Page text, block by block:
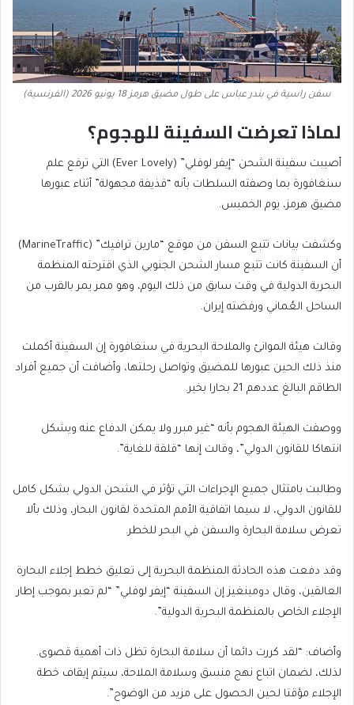
سفن راسية في بندر عباس على طول مضيق هرمز 18 يونيو 2026 (الفرنسية)
لماذا تعرضت السفينة للهجوم؟
أصيبت سفينة الشحن “إيفر لوفلي” (Ever Lovely) التي ترفع علم
سنغافورة بما وصفته السلطات بأنه “قذيفة مجهولة” أثناء عبورها
مضيق هرمز، يوم الخميس.
وكشفت بيانات تتبع السفن من موقع “مارين ترافيك” (MarineTraffic)
أن السفينة كانت تتبع مسار الشحن الجنوبي الذي اقترحته المنظمة
البحرية الدولية في وقت سابق من ذلك اليوم، وهو ممر يمر بالقرب من
الساحل العُماني ورفضته إيران.
وقالت هيئة الموانئ والملاحة البحرية في سنغافورة إن السفينة أكملت
منذ ذلك الحين عبورها للمضيق وتواصل رحلتها، وأضافت أن جميع أفراد
الطاقم البالغ عددهم 21 بحارا بخير.
ووصفت الهيئة الهجوم بأنه “غير مبرر ولا يمكن الدفاع عنه ويشكل
انتهاكا للقانون الدولي”، وقالت إنها “قلقة للغاية”.
وطالبت بامتثال جميع الإجراءات التي تؤثر في الشحن الدولي بشكل كامل
للقانون الدولي، لا سيما اتفاقية الأمم المتحدة لقانون البحار، وذلك بألا
تعرض سلامة البحارة والسفن في البحر للخطر.
وقد دفعت هذه الحادثة المنظمة البحرية إلى تعليق خطط إجلاء البحارة
العالقين، وقال دومينغيز إن السفينة “إيفر لوفلي” “لم تعبر بموجب إطار
الإجلاء الخاص بالمنظمة البحرية الدولية”.
وأضاف: “لقد كررت دائما أن سلامة البحارة تظل ذات أهمية قصوى.
لذلك، لضمان اتباع نهج منسق وسلامة الملاحة، سيتم إيقاف خطة
الإجلاء مؤقتا لحين الحصول على مزيد من الوضوح”.